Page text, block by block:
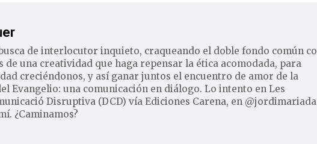
de interlocutor inquieto, craqueando el doble fondo común
de una creatividad que haga repensar la ética acomodada, para
creciéndonos, y así ganar juntos el encuentro de amor de la
Evangelio: una comunicación en diálogo. Lo intento en Les
Disruptiva (DCD) vía Ediciones Carena, en
¿Caminamos?